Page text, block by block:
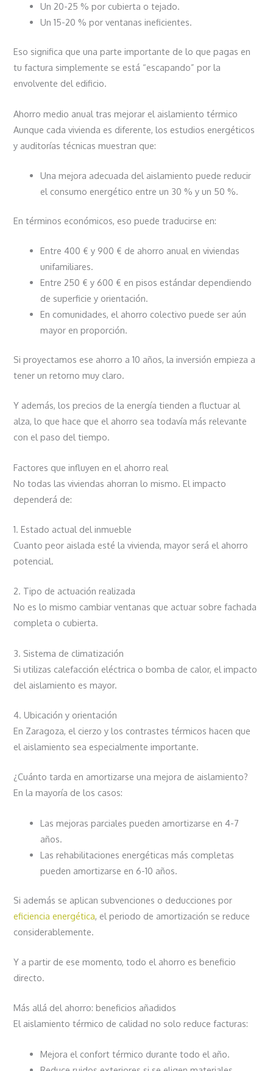
Un 20-25 % por cubierta o tejado.
Un 15-20 % por ventanas ineficientes.
Eso significa que una parte importante de lo que pagas en
tu factura simplemente se está “escapando” por la
envolvente del edificio.
Ahorro medio anual tras mejorar el aislamiento térmico
Aunque cada vivienda es diferente, los estudios energéticos
y auditorías técnicas muestran que:
Una mejora adecuada del aislamiento puede reducir
el consumo energético entre un 30 % y un 50 %.
En términos económicos, eso puede traducirse en:
Entre 400 € y 900 € de ahorro anual en viviendas
unifamiliares.
Entre 250 € y 600 € en pisos estándar dependiendo
de superficie y orientación.
En comunidades, el ahorro colectivo puede ser aún
mayor en proporción.
Si proyectamos ese ahorro a 10 años, la inversión empieza a
tener un retorno muy claro.
Y además, los precios de la energía tienden a fluctuar al
alza, lo que hace que el ahorro sea todavía más relevante
con el paso del tiempo.
Factores que influyen en el ahorro real
No todas las viviendas ahorran lo mismo. El impacto
dependerá de:
1. Estado actual del inmueble
Cuanto peor aislada esté la vivienda, mayor será el ahorro
potencial.
2. Tipo de actuación realizada
No es lo mismo cambiar ventanas que actuar sobre fachada
completa o cubierta.
3. Sistema de climatización
Si utilizas calefacción eléctrica o bomba de calor, el impacto
del aislamiento es mayor.
4. Ubicación y orientación
En Zaragoza, el cierzo y los contrastes térmicos hacen que
el aislamiento sea especialmente importante.
¿Cuánto tarda en amortizarse una mejora de aislamiento?
En la mayoría de los casos:
Las mejoras parciales pueden amortizarse en 4-7
años.
Las rehabilitaciones energéticas más completas
pueden amortizarse en 6-10 años.
Si además se aplican subvenciones o deducciones por
eficiencia energética , el periodo de amortización se reduce
considerablemente.
Y a partir de ese momento, todo el ahorro es beneficio
directo.
Más allá del ahorro: beneficios añadidos
El aislamiento térmico de calidad no solo reduce facturas:
Mejora el confort térmico durante todo el año.